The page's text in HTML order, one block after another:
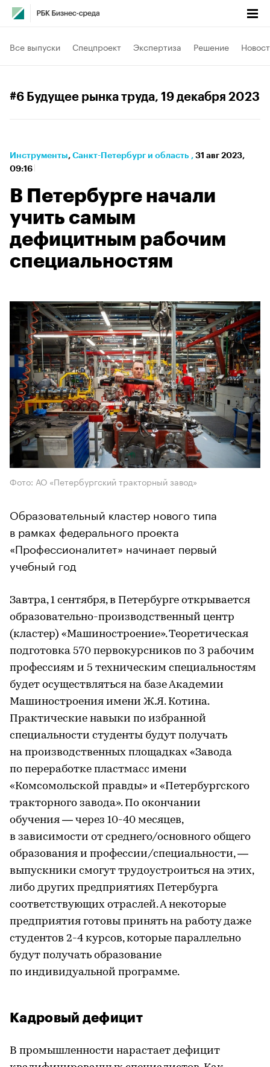
Все выпуски Спецпроект Экспертиза Решение
#6 Будущее рынка труда, 19 декабря 2023
Инструменты⁠, Санкт-Петербург и область , 31 авг 2023,
09:16
В Петербурге начали
учить самым
дефицитным рабочим
специальностям
Фото: АО «Петербургский тракторный завод»
Образовательный кластер нового типа
в рамках федерального проекта
«Профессионалитет» начинает первый
учебный год
Завтра, 1 сентября, в Петербурге открывается
образовательно-производственный центр
(кластер) «Машиностроение». Теоретическая
подготовка 570 первокурсников по 3 рабочим
профессиям и 5 техническим специальностям
будет осуществляться на базе Академии
Машиностроения имени Ж.Я. Котина.
Практические навыки по избранной
специальности студенты будут получать
на производственных площадках «Завода
по переработке пластмасс имени
«Комсомольской правды» и «Петербургского
тракторного завода». По окончании
обучения — через 10-40 месяцев,
в зависимости от среднего/основного общего
образования и профессии/специальности, —
выпускники смогут трудоустроиться на этих,
либо других предприятиях Петербурга
соответствующих отраслей. А некоторые
предприятия готовы принять на работу даже
студентов 2-4 курсов, которые параллельно
будут получать образование
по индивидуальной программе.
Кадровый дефицит
В промышленности нарастает дефицит